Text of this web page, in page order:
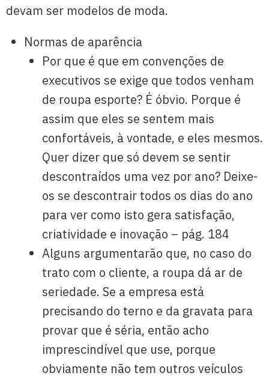
devam ser modelos de moda.
Normas de aparência
Por que é que em convenções de
executivos se exige que todos venham
de roupa esporte? É óbvio. Porque é
assim que eles se sentem mais
confortáveis, à vontade, e eles mesmos.
Quer dizer que só devem se sentir
descontraídos uma vez por ano? Deixe-
os se descontrair todos os dias do ano
para ver como isto gera satisfação,
criatividade e inovação – pág. 184
Alguns argumentarão que, no caso do
trato com o cliente, a roupa dá ar de
seriedade. Se a empresa está
precisando do terno e da gravata para
provar que é séria, então acho
imprescindível que use, porque
obviamente não tem outros veículos